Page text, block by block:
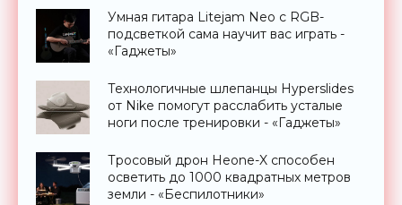
Умная гитара Litejam Neo с RGB-
подсветкой сама научит вас играть -
«Гаджеты»
Технологичные шлепанцы Hyperslides
от Nike помогут расслабить усталые
ноги после тренировки - «Гаджеты»
Тросовый дрон Heone-X способен
осветить до 1000 квадратных метров
земли - «Беспилотники»